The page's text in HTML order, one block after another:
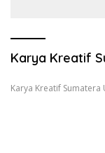
Karya Kreatif
Karya Kreatif Sumatera